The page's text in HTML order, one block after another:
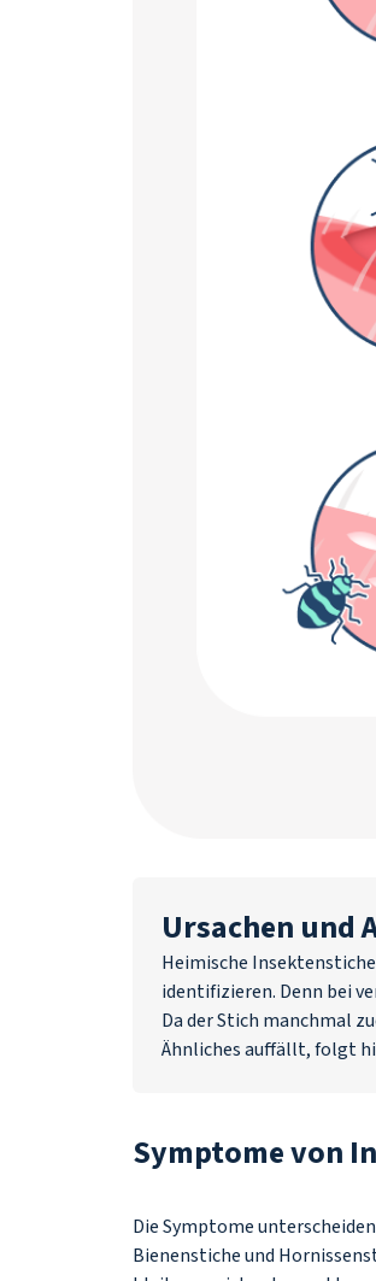
Ursachen und
Heimische
identifizieren. Denn bei
Da der Stich manchmal
Ähnliches auffällt, folgt
Symptome von
Die Symptome
Bienenstiche und